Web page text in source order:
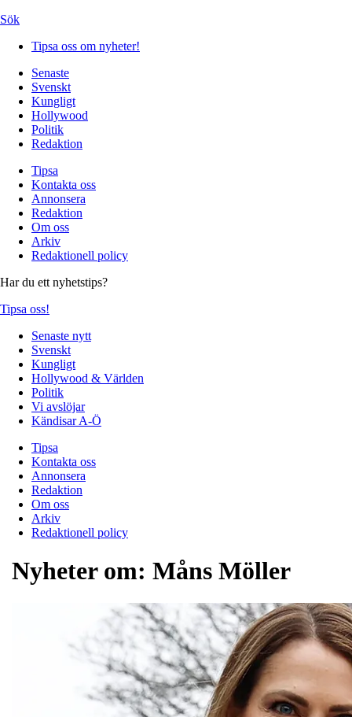
Sök
Tipsa oss om nyheter!
Senaste
Svenskt
Kungligt
Hollywood
Politik
Redaktion
Tipsa
Kontakta oss
Annonsera
Redaktion
Om oss
Arkiv
Redaktionell policy
Har du ett nyhetstips?
Tipsa oss!
Senaste nytt
Svenskt
Kungligt
Hollywood & Världen
Politik
Vi avslöjar
Kändisar A-Ö
Tipsa
Kontakta oss
Annonsera
Redaktion
Om oss
Arkiv
Redaktionell policy
Nyheter om: Måns Möller